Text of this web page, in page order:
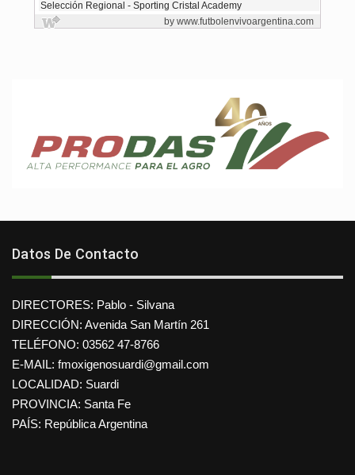
Datos De Contacto
DIRECTORES: Pablo - Silvana
DIRECCIÓN: Avenida San Martín 261
TELÉFONO: 03562 47-8766
E-MAIL: fmoxigenosuardi@gmail.com
LOCALIDAD: Suardi
PROVINCIA: Santa Fe
PAÍS: República Argentina